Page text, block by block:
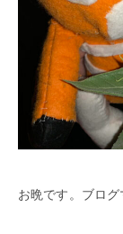
お晩です。ブログ